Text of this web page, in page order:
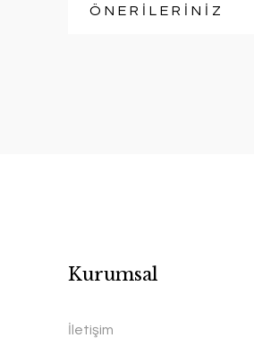
ÖNERİLERİNİZ
Kurumsal
İletişim